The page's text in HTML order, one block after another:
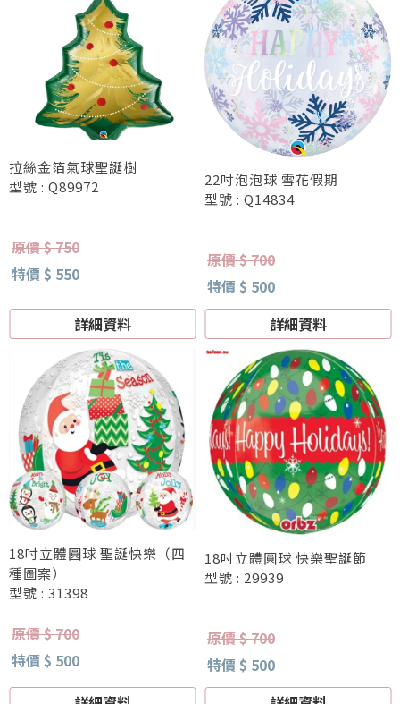
拉絲金箔氣球聖誕樹
型號 : Q89972
原價 $ 750
特價 $ 550
詳細資料
22吋泡泡球 雪花假期
型號 : Q14834
原價 $ 700
特價 $ 500
詳細資料
18吋立體圓球 聖誕快樂（四
種圖案）
型號 : 31398
原價 $ 700
特價 $ 500
18吋立體圓球 快樂聖誕節
型號 : 29939
原價 $ 700
特價 $ 500